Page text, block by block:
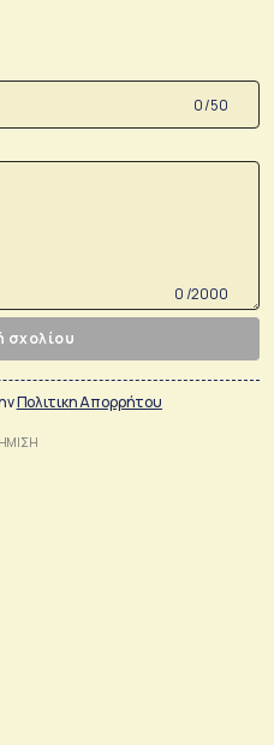
0 /50
0 /2000
σχολίου
Πολιτικη Απορρήτου